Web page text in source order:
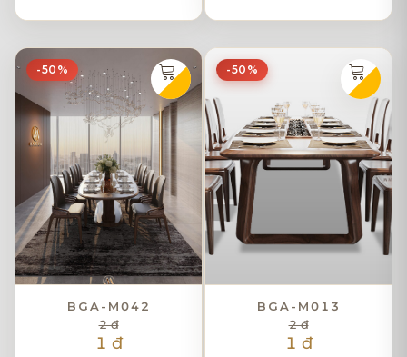
-50%
BGA-M042
2 đ
1 đ
-50%
BGA-M013
2 đ
1 đ